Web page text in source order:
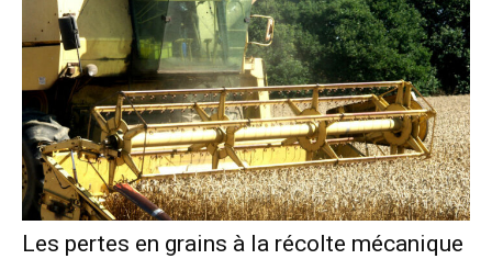
Les pertes en grains à la récolte mécanique